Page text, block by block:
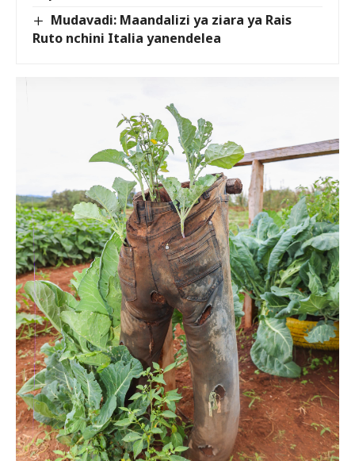
Mudavadi: Maandalizi ya ziara ya Rais
Ruto nchini Italia yanendelea